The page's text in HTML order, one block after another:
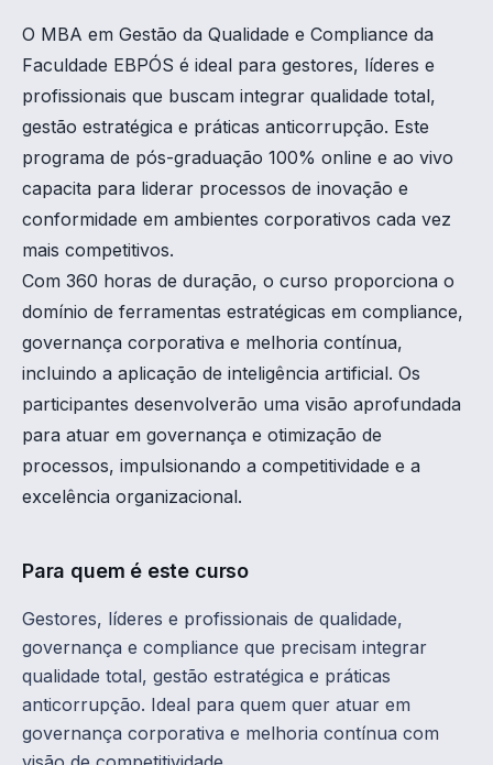
O MBA em Gestão da Qualidade e Compliance da
Faculdade EBPÓS é ideal para gestores, líderes e
profissionais que buscam integrar qualidade total,
gestão estratégica e práticas anticorrupção. Este
programa de pós-graduação 100% online e ao vivo
capacita para liderar processos de inovação e
conformidade em ambientes corporativos cada vez
mais competitivos.
Com 360 horas de duração, o curso proporciona o
domínio de ferramentas estratégicas em compliance,
governança corporativa e melhoria contínua,
incluindo a aplicação de inteligência artificial. Os
participantes desenvolverão uma visão aprofundada
para atuar em governança e otimização de
processos, impulsionando a competitividade e a
excelência organizacional.
Para quem é este curso
Gestores, líderes e profissionais de qualidade,
governança e compliance que precisam integrar
qualidade total, gestão estratégica e práticas
anticorrupção. Ideal para quem quer atuar em
governança corporativa e melhoria contínua com